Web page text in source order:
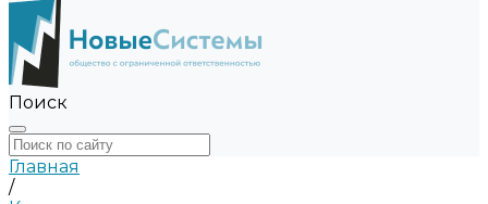
Поиск
Главная
/